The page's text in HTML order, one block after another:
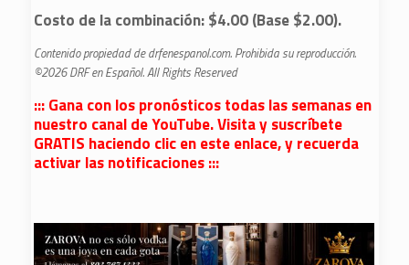
Costo de la combinación: $4.00 (Base $2.00).
Contenido propiedad de drfenespanol.com. Prohibida su reproducción.
©2026 DRF en Español. All Rights Reserved
::: Gana con los pronósticos todas las semanas en
nuestro canal de YouTube. Visita y suscríbete
GRATIS haciendo clic en este enlace, y recuerda
activar las notificaciones :::